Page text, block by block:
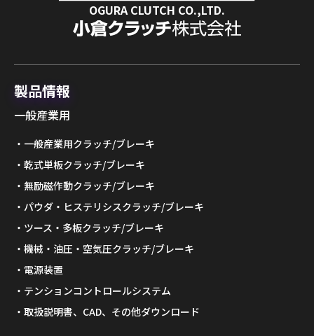
OGURA CLUTCH CO.,LTD.
製品情報
一般産業用
一般産業用クラッチ/ブレーキ
乾式単板クラッチ/ブレーキ
無励磁作動クラッチ/ブレーキ
パウダ・ヒステリシスクラッチ/ブレーキ
ツース・多板クラッチ/ブレーキ
機械・油圧・空気圧クラッチ/ブレーキ
電源装置
テンションコントロールシステム
取扱説明書、CAD、その他ダウンロード